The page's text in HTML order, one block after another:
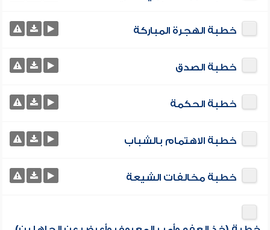
خطبة الهجرة المباركة
خطبة الصدق
خطبة الحكمة
خطبة الاهتمام بالشباب
خطبة مخالفات الشيعة